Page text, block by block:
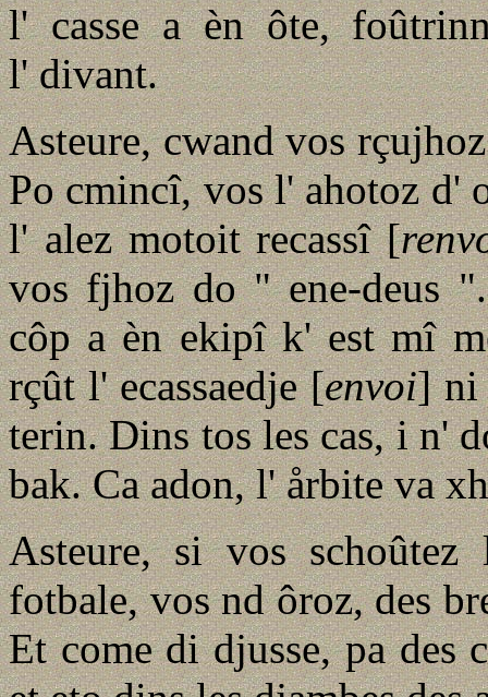
l' casse a èn ôte,
l' divant.
Asteure, cwand vos
Po cmincî, vos l' ahotoz d'
l' alez motoit recassî [
vos fjhoz do " ene-deus
côp a èn ekipî k' est mî
rçût l' ecassaedje [envoi] ni
terin. Dins tos les cas, i n'
bak. Ca adon, l' årbite va
Asteure, si vos
fotbale, vos nd ôroz, des
Et come di djusse, pa des